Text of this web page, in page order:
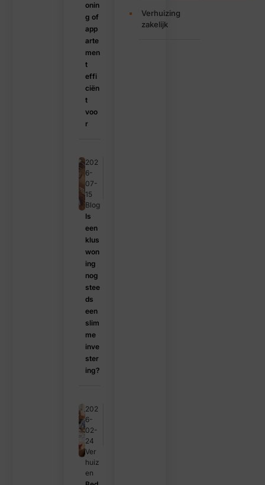
onin
g of
app
arte
men
t
effi
ciën
t
voo
r
202
6-
07-
15
Blog
Is
een
klus
won
ing
nog
stee
ds
een
slim
me
inve
ster
ing?
202
6-
02-
24
Ver
huiz
en
Verhuizing
zakelijk